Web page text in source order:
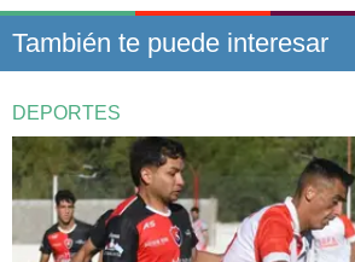
También te puede interesar
DEPORTES